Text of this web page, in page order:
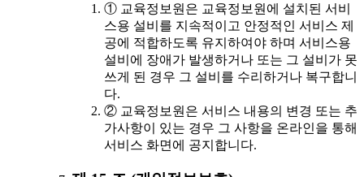
① 교육정보원은 교육정보원에 설치된 서비
스용 설비를 지속적이고 안정적인 서비스 제
공에 적합하도록 유지하여야 하며 서비스용
설비에 장애가 발생하거나 또는 그 설비가 못
쓰게 된 경우 그 설비를 수리하거나 복구합니
다.
② 교육정보원은 서비스 내용의 변경 또는 추
가사항이 있는 경우 그 사항을 온라인을 통해
서비스 화면에 공지합니다.